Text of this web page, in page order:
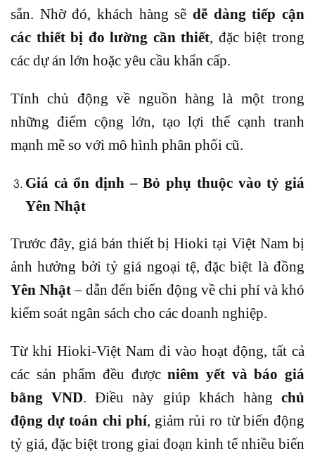
sẵn. Nhờ đó, khách hàng sẽ dễ dàng tiếp cận
các thiết bị đo lường cần thiết, đặc biệt trong
các dự án lớn hoặc yêu cầu khẩn cấp.
Tính chủ động về nguồn hàng là một trong
những điểm cộng lớn, tạo lợi thế cạnh tranh
mạnh mẽ so với mô hình phân phối cũ.
Giá cả ổn định – Bỏ phụ thuộc vào tỷ giá
Yên Nhật
Trước đây, giá bán thiết bị Hioki tại Việt Nam bị
ảnh hưởng bởi tỷ giá ngoại tệ, đặc biệt là đồng
Yên Nhật– dẫn đến biến động về chi phí và khó
kiểm soát ngân sách cho các doanh nghiệp.
Từ khi Hioki-Việt Nam đi vào hoạt động, tất cả
các sản phẩm đều đượcniêm yết và báo giá
bằng VND. Điều này giúp khách hàngchủ
động dự toán chi phí, giảm rủi ro từ biến động
tỷ giá, đặc biệt trong giai đoạn kinh tế nhiều biến